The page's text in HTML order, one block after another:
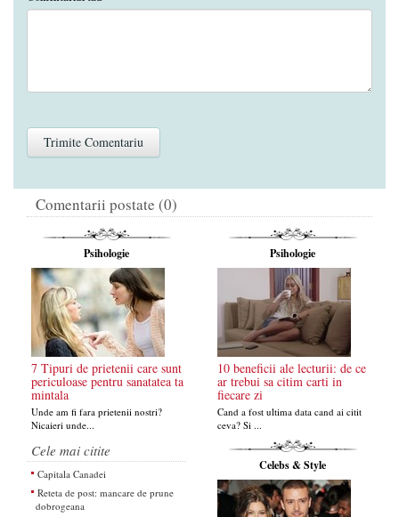
Comentarii postate (0)
Psihologie
7 Tipuri de prietenii care sunt
periculoase pentru sanatatea ta
mintala
Unde am fi fara prietenii nostri?
Nicaieri unde...
Psihologie
10 beneficii ale lecturii: de ce
ar trebui sa citim carti in
fiecare zi
Cand a fost ultima data cand ai citit
ceva? Si ...
Cele mai citite
Capitala Canadei
Reteta de post: mancare de prune
dobrogeana
Celebs & Style